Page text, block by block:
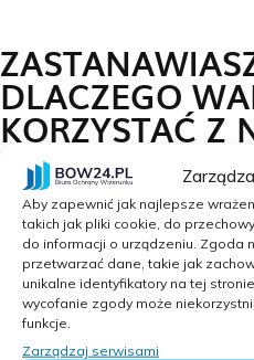
Aby zapewnić jak najlepsze
takich jak pliki cookie, do
do informacji o urządzeniu. Zgoda
przetwarzać dane, takie jak
unikalne identyfikatory na tej
wycofanie zgody może
funkcje.
Zarządzaj serwisami
DLACZEGO
KORZYSTAĆ Z
USŁUG?
Jako najlepsi eksperci w
przygotowywaniem i
opinii i rekomendacji. To co
konkurencji to fakt, iż
na wieloletnim
Rezultatem takich działań jest
profesjonalizm, ale również
gwarantują Booksy opinie.